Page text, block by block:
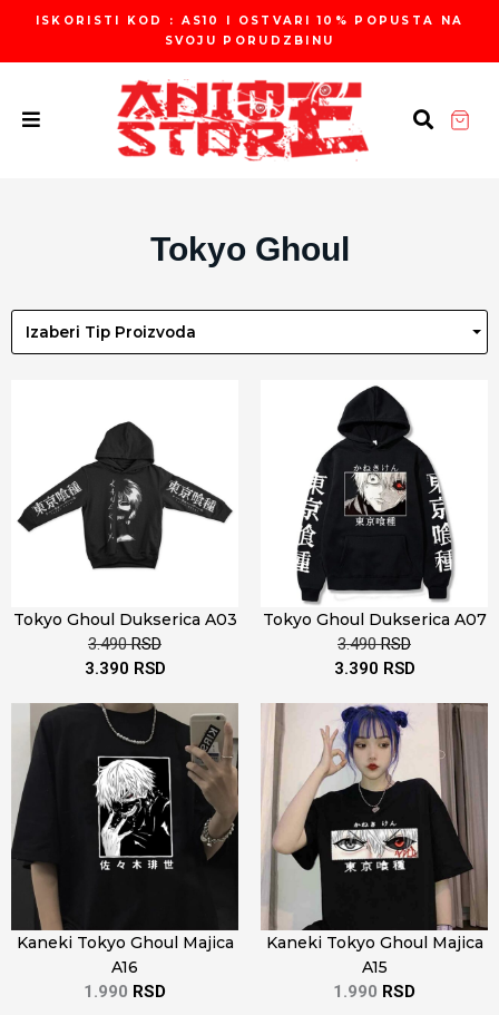
садржај
ISKORISTI KOD : AS10 I OSTVARI 10% POPUSTA NA
SVOJU PORUDZBINU
Tokyo Ghoul
Izaberi Tip Proizvoda
Tokyo Ghoul Dukserica A03
3.490RSD
3.390 RSD
Tokyo Ghoul Dukserica A07
3.490RSD
3.390 RSD
Kaneki Tokyo Ghoul Majica
A16
1.990 RSD
Kaneki Tokyo Ghoul Majica
A15
1.990 RSD